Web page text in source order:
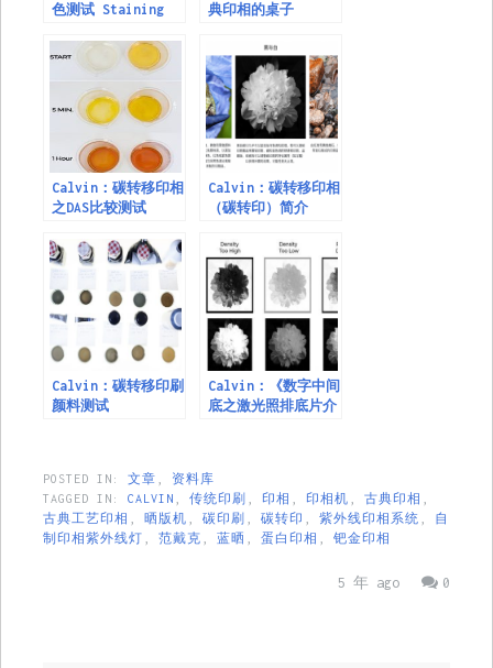
色测试 Staining
典印相的桌子
Calvin：碳转移印相
之DAS比较测试
Calvin：碳转移印相
（碳转印）简介
Calvin：碳转移印刷
颜料测试
Calvin：《数字中间
底之激光照排底片介
POSTED IN: 文章
资料库
TAGGED IN: CALVIN 传统印刷 印相 印相机 古典印相
古典工艺印相
晒版机 碳印刷 碳转印 紫外线印相系统
自
制印相紫外线灯
范戴克 蓝晒 蛋白印相 钯金印相
0
5 年 ago